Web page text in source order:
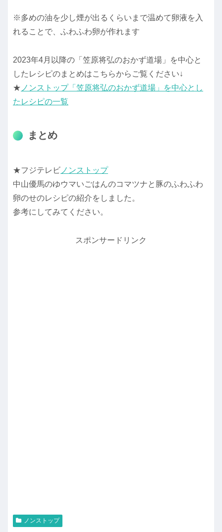
※多めの油を少し煙が出るくらいまで温めて卵液を入
れることで、ふわふわ卵が作れます
2023年4月以降の「笠原将弘のおかず道場」を中心と
したレシピのまとめはこちらからご覧ください↓
★ ノンストップ「笠原将弘のおかず道場」を中心とし
たレシピの一覧
まとめ
★フジテレビ ノンストップ
中山優馬のゆウマいごはんのコマツナと豚のふわふわ
卵のせのレシピの紹介をしました。
参考にしてみてください。
スポンサードリンク
ノンストップ